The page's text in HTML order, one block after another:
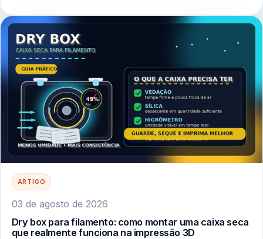
ARTIGO
03 de agosto de 2026
Dry box para filamento: como montar uma caixa seca
que realmente funciona na impressão 3D